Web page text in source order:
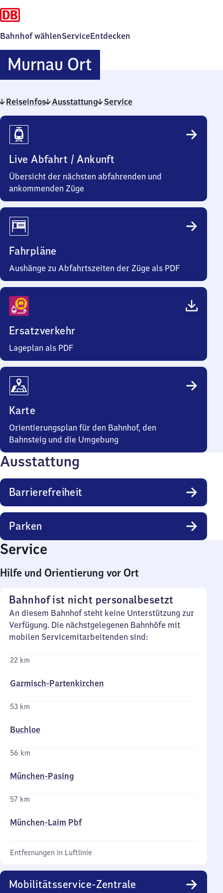
Bahnhof wählenServiceEntdecken
Murnau OrtMurnau
Ort
Reiseinfos Ausstattung Service
Reiseinfos
Live Abfahrt / Ankunft
Übersicht der nächsten abfahrenden und
ankommenden Züge
Fahrpläne
Aushänge zu Abfahrtszeiten der Züge als PDF
Ersatzverkehr
Lageplan als PDF
Karte
Orientierungsplan für den Bahnhof, den
Bahnsteig und die Umgebung
Ausstattung
Barrierefreiheit
Parken
Service
Hilfe und Orientierung vor Ort
Bahnhof ist nicht personalbesetzt
An diesem Bahnhof steht keine Unterstützung zur
Verfügung. Die nächstgelegenen Bahnhöfe mit
mobilen Servicemitarbeitenden sind:
22 km
Garmisch-Partenkirchen
53 km
Buchloe
56 km
München-Pasing
57 km
München-Laim Pbf
Entfernungen in Luftlinie
Mobilitätsservice-Zentrale